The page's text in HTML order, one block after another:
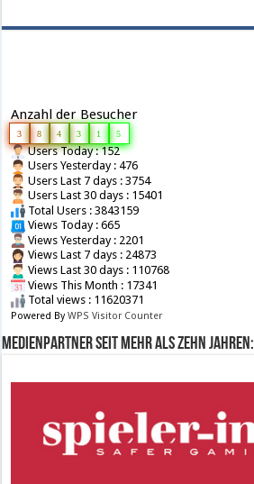
Anzahl der Besucher
3 8 4 3 1 5
Users Today : 152
Users Yesterday : 476
Users Last 7 days : 3754
Users Last 30 days : 15401
Total Users : 3843159
Views Today : 665
Views Yesterday : 2201
Views Last 7 days : 24873
Views Last 30 days : 110768
Views This Month : 17341
Total views : 11620371
Powered ByWPS Visitor Counter
Medienpartner seit mehr als zehn Jahren: